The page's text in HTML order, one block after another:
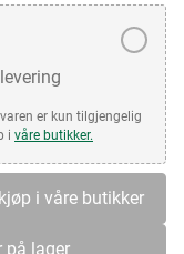
varen er kun tilgjengelig
i våre butikker.
i våre butikker
på lager